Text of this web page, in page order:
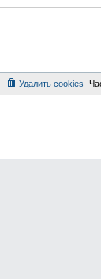
Удалить cookies